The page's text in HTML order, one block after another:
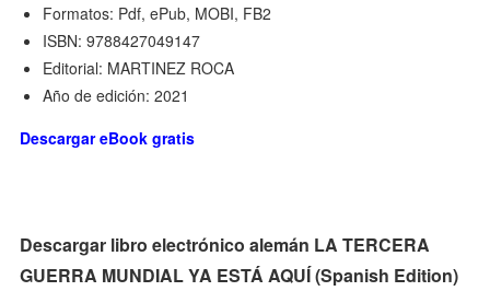
Formatos: Pdf, ePub, MOBI, FB2
ISBN: 9788427049147
Editorial: MARTINEZ ROCA
Año de edición: 2021
Descargar eBook gratis
Descargar libro electrónico alemán LA TERCERA
GUERRA MUNDIAL YA ESTÁ AQUÍ (Spanish Edition)